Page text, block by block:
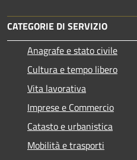
CATEGORIE DI SERVIZIO
Anagrafe e stato civile
Cultura e tempo libero
Vita lavorativa
Imprese e Commercio
Catasto e urbanistica
Mobilità e trasporti